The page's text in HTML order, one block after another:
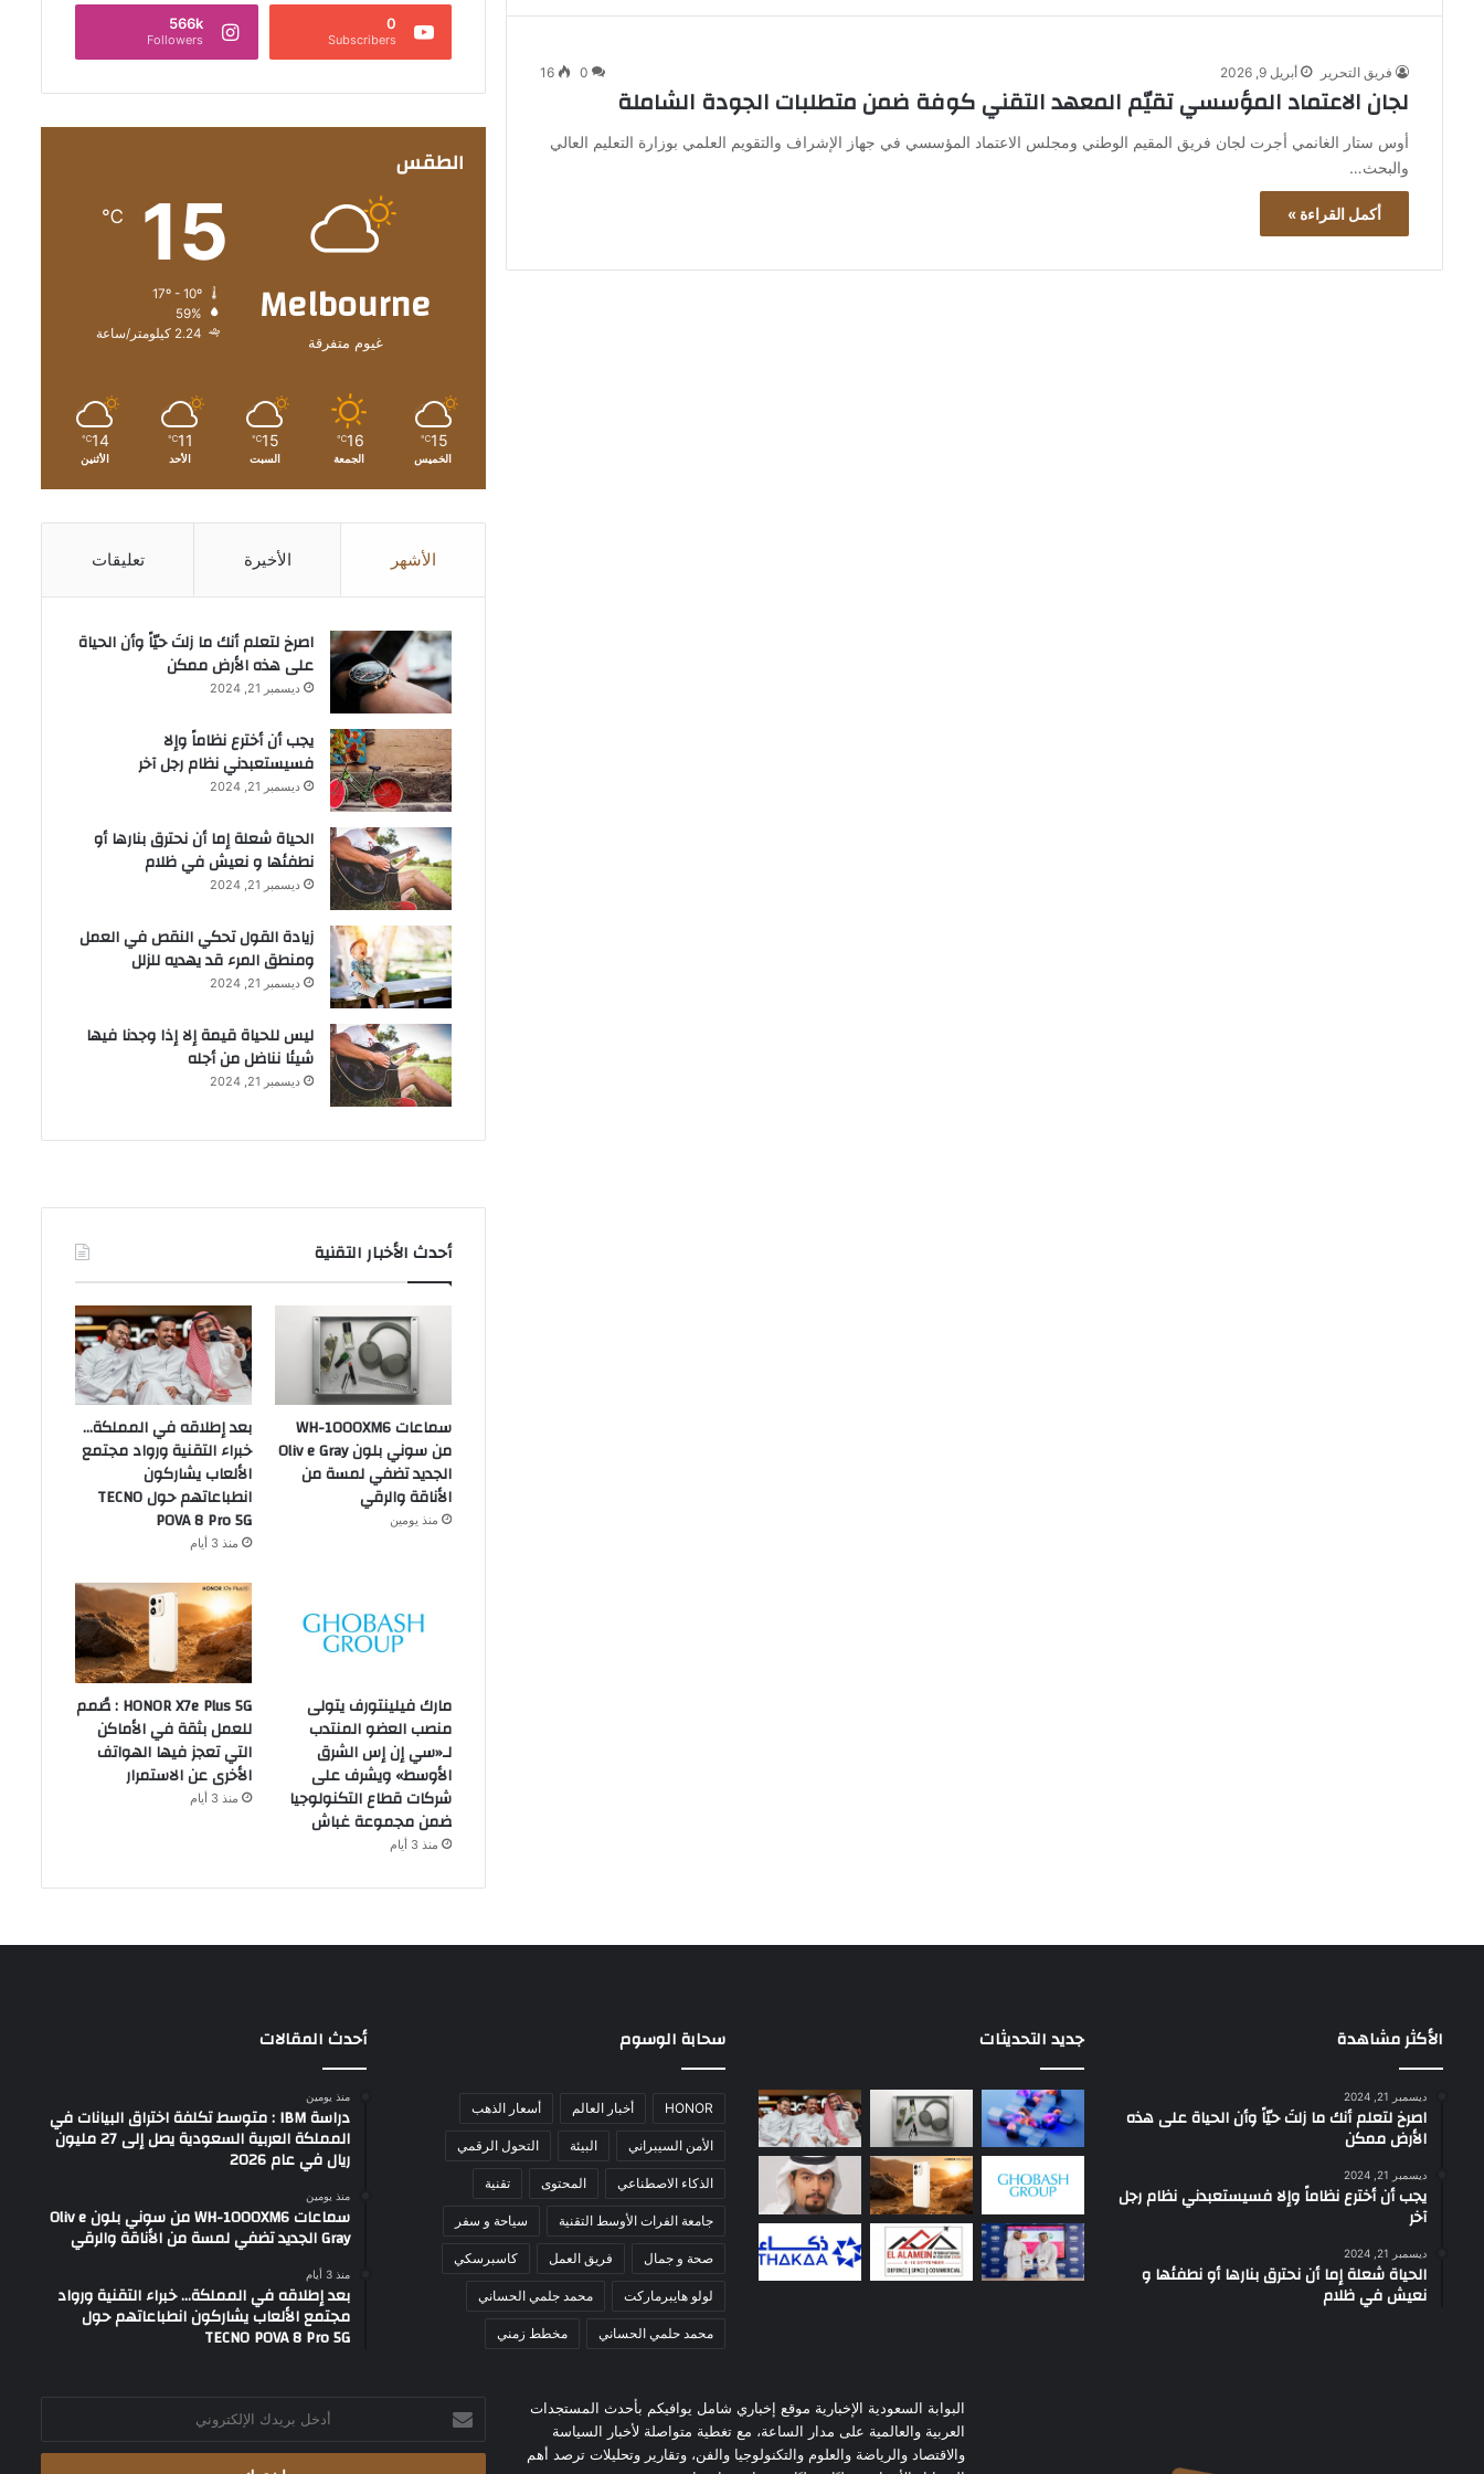
فريق التحرير أبريل 9, 2026 0
16
لجان الاعتماد المؤسسي تقيّم المعهد التقني كوفة ضمن متطلبات الجودة الشاملة
أوس ستار الغانمي أجرت لجان فريق المقيم الوطني ومجلس الاعتماد المؤسسي في جهاز الإشراف والتقويم العلمي بوزارة التعليم العالي
والبحث…
أكمل القراءة »
0
Subscribers
566k
Followers
الطقس
Melbourne
غيوم متفرقة
15
℃
59%
2.24 كيلومتر/ساعة
15
℃
الخميس
16
℃
الجمعة
15
℃
السبت
11
℃
الأحد
14
℃
الأثنين
الأشهر الأخيرة تعليقات
‫اصرخ لتعلم أنك ما زلتَ حيّاً وأن الحياة
على هذه الأرض ممكن
ديسمبر 21, 2024
يجب أن أخترع نظاماً وإلا
فسيستعبدني نظام رجل آخر
ديسمبر 21, 2024
الحياة شعلة إما أن نحترق بنارها أو
نطفئها و نعيش في ظلام
ديسمبر 21, 2024
زيادة القول تحكي النقص في العمل
ومنطق المرء قد يهديه للزلل
ديسمبر 21, 2024
ليس للحياة قيمة إلا إذا وجدنا فيها
شيئا نناضل من أجله
ديسمبر 21, 2024
أحدث الأخبار التقنية
سماعات WH-1000XM6
من سوني بلون Oliv e Gray
الجديد تضفي لمسة من
الأناقة والرقي
منذ يومين
بعد إطلاقه في المملكة…
خبراء التقنية ورواد مجتمع
الألعاب يشاركون
انطباعاتهم حول TECNO
POVA 8 Pro 5G
منذ 3 أيام
مارك فيلينتورف يتولى
منصب العضو المنتدب
لـ«سي إن إس الشرق
الأوسط» ويشرف على
شركات قطاع التكنولوجيا
ضمن مجموعة غباش
منذ 3 أيام
HONOR X7e Plus 5G : صُمم
للعمل بثقة في الأماكن
التي تعجز فيها الهواتف
الأخرى عن الاستمرار
منذ 3 أيام
الأكثر مشاهدة
ديسمبر 21, 2024
‫اصرخ لتعلم أنك ما زلتَ حيّاً وأن الحياة على هذه
الأرض ممكن
ديسمبر 21, 2024
يجب أن أخترع نظاماً وإلا فسيستعبدني نظام رجل
آخر
ديسمبر 21, 2024
الحياة شعلة إما أن نحترق بنارها أو نطفئها و
نعيش في ظلام
جديد التحديثات سحابة الوسوم
HONOR أخبار العالم أسعار الذهب
الأمن السيبراني البيئة التحول الرقمي
الذكاء الاصطناعي المحتوى تقنية
جامعة الفرات الأوسط التقنية سياحة و سفر
صحة و جمال فريق العمل كاسبرسكي
لولو هايبرماركت محمد جلمي الحساني
محمد حلمي الحساني مخطط زمني
أحدث المقالات
منذ يومين
دراسة IBM : متوسط تكلفة اختراق البيانات في
المملكة العربية السعودية يصل إلى 27 مليون
ريال في عام 2026
منذ يومين
سماعات WH-1000XM6 من سوني بلون Oliv e
Gray الجديد تضفي لمسة من الأناقة والرقي
منذ 3 أيام
بعد إطلاقه في المملكة… خبراء التقنية ورواد
مجتمع الألعاب يشاركون انطباعاتهم حول
TECNO POVA 8 Pro 5G
البوابة السعودية الإخبارية موقع إخباري شامل يوافيكم بأحدث المستجدات
العربية والعالمية على مدار الساعة، مع تغطية متواصلة لأخبار السياسة
والاقتصاد والرياضة والعلوم والتكنولوجيا والفن، وتقارير وتحليلات ترصد أهم
بريدك
الإلكتروني